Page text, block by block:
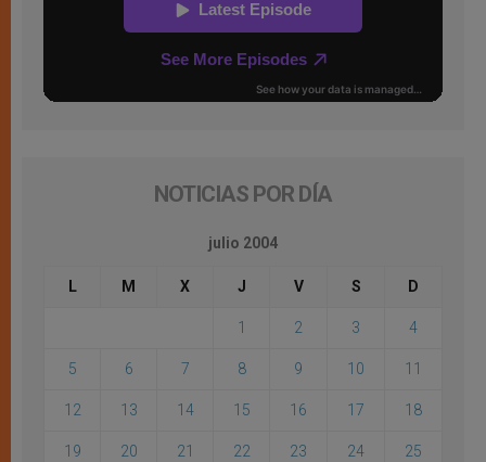
NOTICIAS POR DÍA
julio 2004
L M X J V S D
1 2 3 4
5 6 7 8 9 10 11
12 13 14 15 16 17 18
19 20 21 22 23 24 25